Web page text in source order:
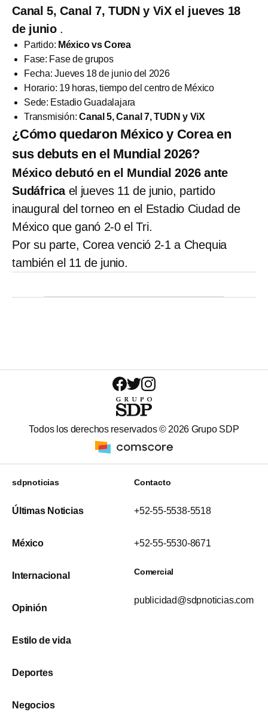
Canal 5, Canal 7, TUDN y ViX el jueves 18
de junio .
Partido: México vs Corea
Fase: Fase de grupos
Fecha: Jueves 18 de junio del 2026
Horario: 19 horas, tiempo del centro de México
Sede: Estadio Guadalajara
Transmisión: Canal 5, Canal 7, TUDN y ViX
¿Cómo quedaron México y Corea en
sus debuts en el Mundial 2026?
México debutó en el Mundial 2026 ante
Sudáfrica el jueves 11 de junio, partido
inaugural del torneo en el Estadio Ciudad de
México que ganó 2-0 el Tri.
Por su parte, Corea venció 2-1 a Chequia
también el 11 de junio.
Todos los derechos reservados © 2026 Grupo SDP
sdpnoticias
Últimas Noticias
México
Internacional
Opinión
Estilo de vida
Deportes
Negocios
Contacto
+52-55-5538-5518
+52-55-5530-8671
Comercial
publicidad@sdpnoticias.com